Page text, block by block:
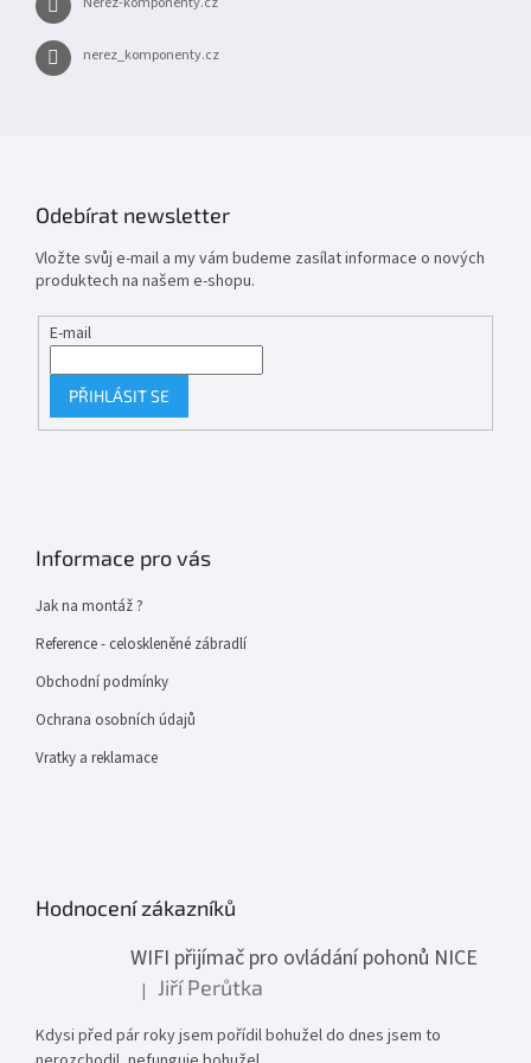
nerez_komponenty.cz
Odebírat newsletter
Vložte svůj e-mail a my vám budeme zasílat informace o nových
produktech na našem e-shopu.
E-mail
PŘIHLÁSIT SE
Informace pro vás
Jak na montáž ?
Reference - celoskleněné zábradlí
Obchodní podmínky
Ochrana osobních údajů
Vratky a reklamace
Hodnocení zákazníků
WIFI přijímač pro ovládání pohonů NICE
Hodnocení produktu je 1 z 5 hvězdiček.
| Jiří Perůtka
Kdysi před pár roky jsem pořídil bohužel do dnes jsem to